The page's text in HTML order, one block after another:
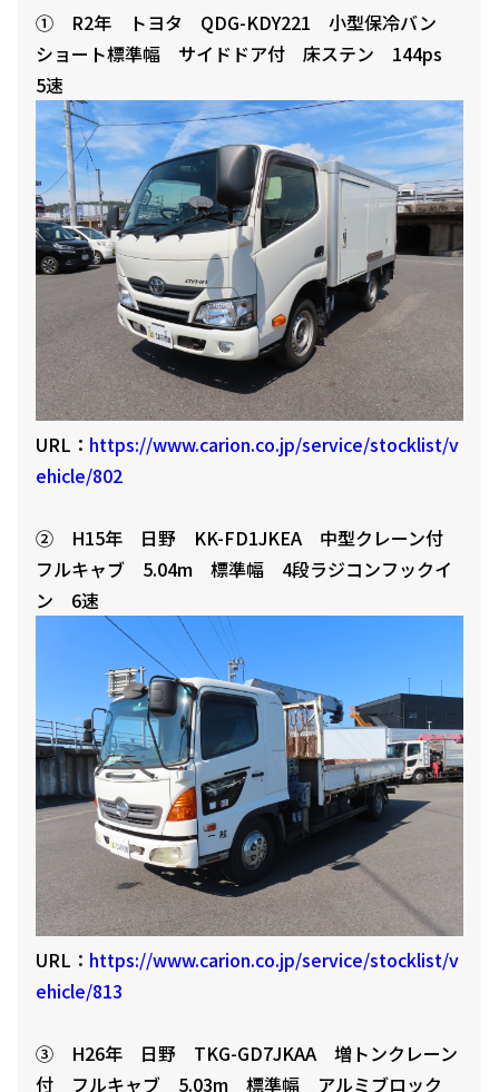
① R2年 トヨタ QDG-KDY221 小型保冷バン
ショート標準幅 サイドドア付 床ステン 144ps
5速
URL： https://www.carion.co.jp/service/stocklist/v
ehicle/802
② H15年 日野 KK-FD1JKEA 中型クレーン付
フルキャブ 5.04m 標準幅 4段ラジコンフックイ
ン 6速
URL： https://www.carion.co.jp/service/stocklist/v
ehicle/813
③ H26年 日野 TKG-GD7JKAA 増トンクレーン
付 フルキャブ 5.03m 標準幅 アルミブロック